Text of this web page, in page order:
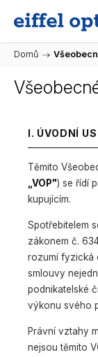
Domů /
I. ÚVODNÍ
Těmito
„VOP") se řídí
kupujícím.
Spotřebitelem
zákonem č.
rozumí fyzická
smlouvy
podnikatelské
výkonu svého
Právní vztahy
nejsou těmito